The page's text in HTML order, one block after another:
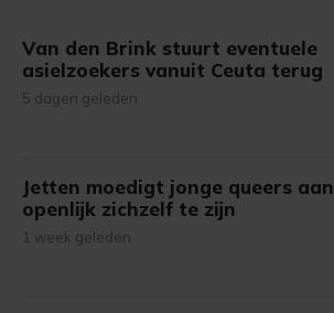
Van den Brink stuurt eventuele
asielzoekers vanuit Ceuta terug
5 dagen geleden
Jetten moedigt jonge queers aan
openlijk zichzelf te zijn
1 week geleden